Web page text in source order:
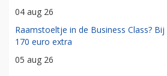
04 aug 26
Raamstoeltje in de Business Class?
170 euro extra
05 aug 26